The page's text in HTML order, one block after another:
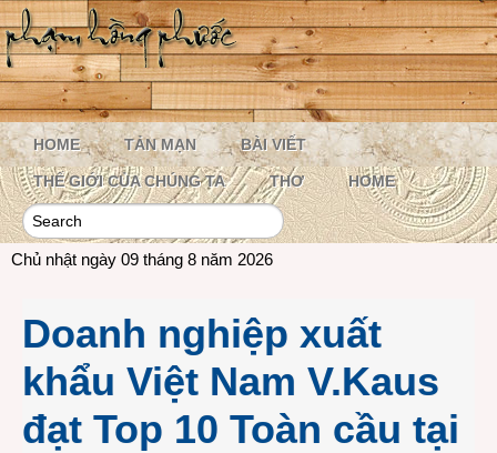
HOME TẢN MẠN BÀI VIẾT
THẾ GIỚI CỦA CHÚNG TA THƠ HOME
Chủ nhật ngày 09 tháng 8 năm 2026
Doanh nghiệp xuất
khẩu Việt Nam V.Kaus
đạt Top 10 Toàn cầu tại